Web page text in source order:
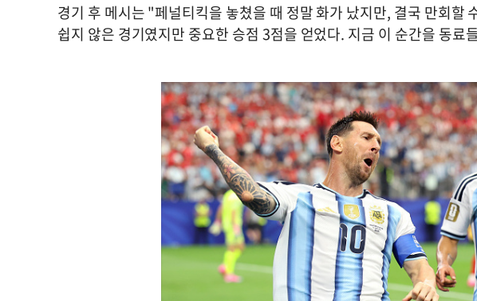
경기 후 메시는 "페널티킥을 놓쳤을 때 정말 화가 났지만, 결국 만회할
쉽지 않은 경기였지만 중요한 승점 3점을 얻었다. 지금 이 순간을 동료